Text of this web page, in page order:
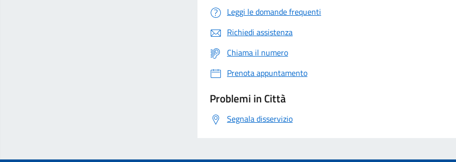
Leggi le domande frequenti
Richiedi assistenza
Chiama il numero
Prenota appuntamento
Problemi in Città
Segnala disservizio